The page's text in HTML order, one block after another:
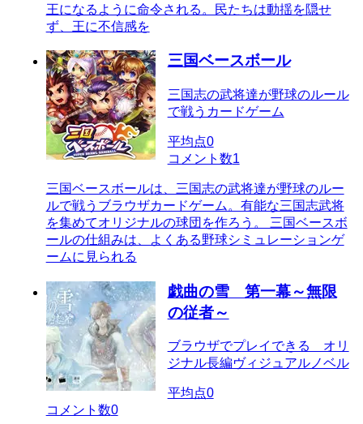
王になるように命令される。民たちは動揺を隠せ
ず、王に不信感を
三国ベースボール
三国志の武将達が野球のルール
で戦うカードゲーム
平均点0
コメント数1
三国ベースボールは、三国志の武将達が野球のルー
ルで戦うブラウザカードゲーム。有能な三国志武将
を集めてオリジナルの球団を作ろう。 三国ベースボ
ールの仕組みは、よくある野球シミュレーションゲ
ームに見られる
戯曲の雪 第一幕～無限
の従者～
ブラウザでプレイできる オリ
ジナル長編ヴィジュアルノベル
平均点0
コメント数0